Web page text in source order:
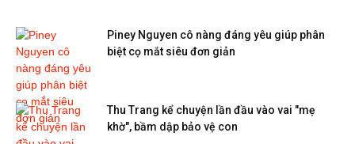
Piney Nguyen cô nàng đáng yêu giúp phân
biệt cọ mắt siêu đơn giản
Thu Trang kể chuyện lần đầu vào vai "mẹ
khờ", bầm dập bảo vệ con